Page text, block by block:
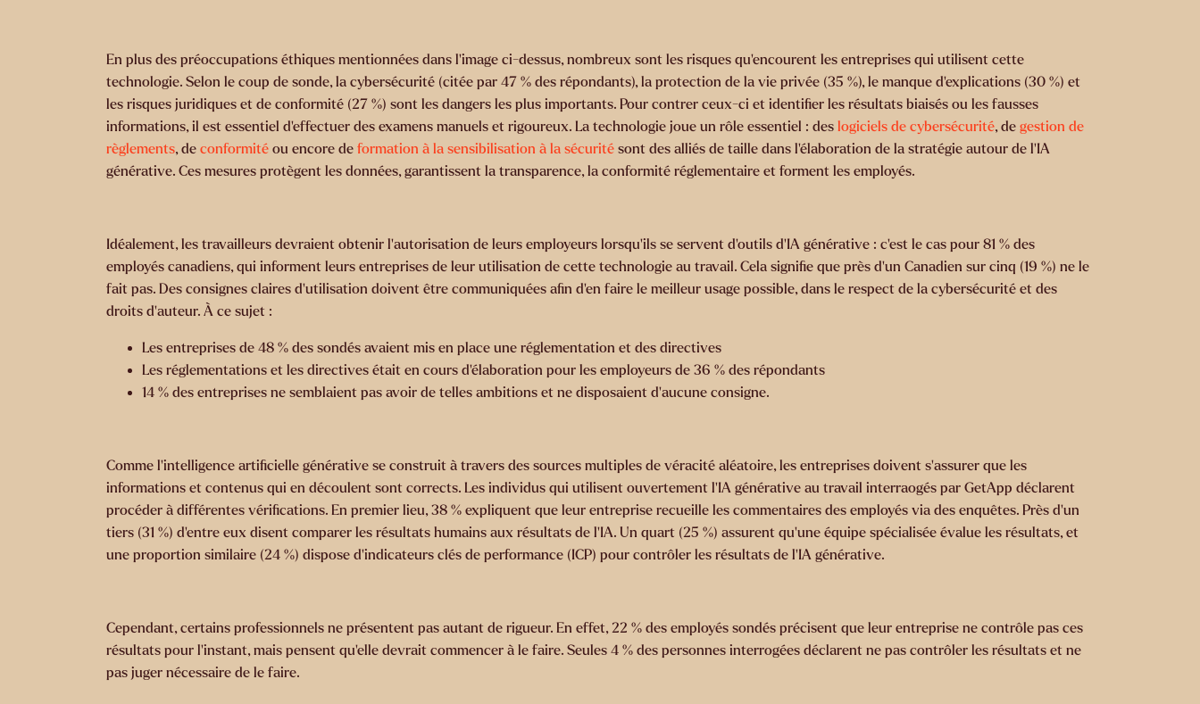
En plus des préoccupations éthiques mentionnées dans l’image ci-dessus, nombreux sont les risques qu’encourent les entreprises qui utilisent cette
technologie. Selon le coup de sonde, la cybersécurité (citée par 47 % des répondants), la protection de la vie privée (35 %), le manque d’explications (30 %) et
les risques juridiques et de conformité (27 %) sont les dangers les plus importants. Pour contrer ceux-ci et identifier les résultats biaisés ou les fausses
informations, il est essentiel d’effectuer des examens manuels et rigoureux. La technologie joue un rôle essentiel : des logiciels de cybersécurité, de gestion de
règlements, de conformité ou encore de formation à la sensibilisation à la sécurité sont des alliés de taille dans l’élaboration de la stratégie autour de l’IA
générative. Ces mesures protègent les données, garantissent la transparence, la conformité réglementaire et forment les employés.
Idéalement, les travailleurs devraient obtenir l’autorisation de leurs employeurs lorsqu’ils se servent d’outils d’IA générative : c’est le cas pour 81 % des
employés canadiens, qui informent leurs entreprises de leur utilisation de cette technologie au travail. Cela signifie que près d’un Canadien sur cinq (19 %) ne le
fait pas. Des consignes claires d’utilisation doivent être communiquées afin d’en faire le meilleur usage possible, dans le respect de la cybersécurité et des
droits d’auteur. À ce sujet :
Les entreprises de 48 % des sondés avaient mis en place une réglementation et des directives
Les réglementations et les directives était en cours d’élaboration pour les employeurs de 36 % des répondants
14 % des entreprises ne semblaient pas avoir de telles ambitions et ne disposaient d’aucune consigne.
Comme l’intelligence artificielle générative se construit à travers des sources multiples de véracité aléatoire, les entreprises doivent s’assurer que les
informations et contenus qui en découlent sont corrects. Les individus qui utilisent ouvertement l’IA générative au travail interraogés par GetApp déclarent
procéder à différentes vérifications. En premier lieu, 38 % expliquent que leur entreprise recueille les commentaires des employés via des enquêtes. Près d’un
tiers (31 %) d’entre eux disent comparer les résultats humains aux résultats de l'IA. Un quart (25 %) assurent qu'une équipe spécialisée évalue les résultats, et
une proportion similaire (24 %) dispose d'indicateurs clés de performance (ICP) pour contrôler les résultats de l'IA générative.
Cependant, certains professionnels ne présentent pas autant de rigueur. En effet, 22 % des employés sondés précisent que leur entreprise ne contrôle pas ces
résultats pour l'instant, mais pensent qu'elle devrait commencer à le faire. Seules 4 % des personnes interrogées déclarent ne pas contrôler les résultats et ne
pas juger nécessaire de le faire.